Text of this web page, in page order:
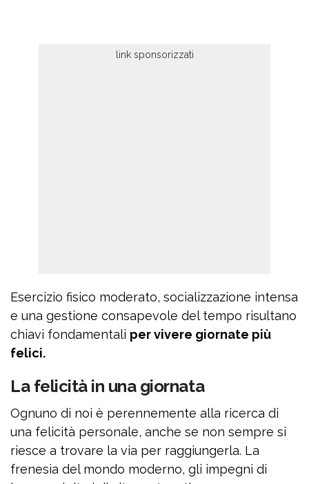
Esercizio fisico moderato, socializzazione intensa
e una gestione consapevole del tempo risultano
chiavi fondamentali per vivere giornate più
felici.
La felicità in una giornata
Ognuno di noi è perennemente alla ricerca di
una felicità personale, anche se non sempre si
riesce a trovare la via per raggiungerla. La
frenesia del mondo moderno, gli impegni di